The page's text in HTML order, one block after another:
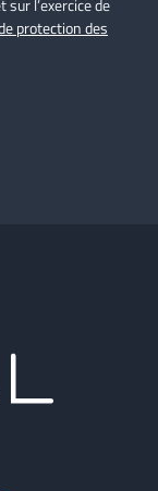
l’exercice de
protection des